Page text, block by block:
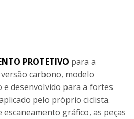
PROTETIVO para a
versão carbono, modelo
e desenvolvido para a fortes
pelo próprio ciclista.
gráfico, as peças